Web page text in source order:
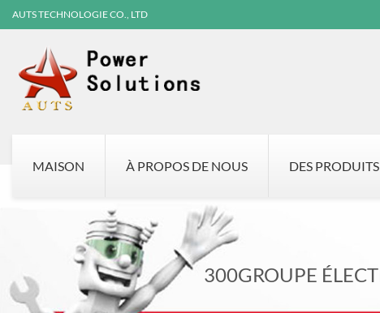
AUTS TECHNOLOGIE CO., LTD
MAISON À PROPOS DE NOUS DES PRODUITS
300GROUPE